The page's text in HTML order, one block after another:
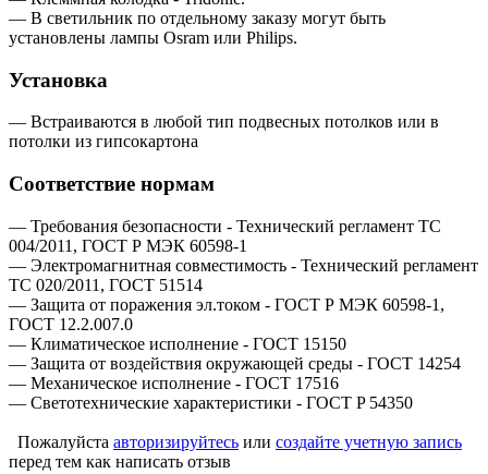
— В светильник по отдельному заказу могут быть
установлены лампы Osram или Philips.
Установка
— Встраиваются в любой тип подвесных потолков или в
потолки из гипсокартона
Соответствие нормам
— Требования безопасности - Технический регламент ТС
004/2011, ГОСТ Р МЭК 60598-1
— Электромагнитная совместимость - Технический регламент
ТС 020/2011, ГОСТ 51514
— Защита от поражения эл.током - ГОСТ Р МЭК 60598-1,
ГОСТ 12.2.007.0
— Климатическое исполнение - ГОСТ 15150
— Защита от воздействия окружающей среды - ГОСТ 14254
— Механическое исполнение - ГОСТ 17516
— Светотехнические характеристики - ГОСТ P 54350
Пожалуйста авторизируйтесь или создайте учетную запись
перед тем как написать отзыв